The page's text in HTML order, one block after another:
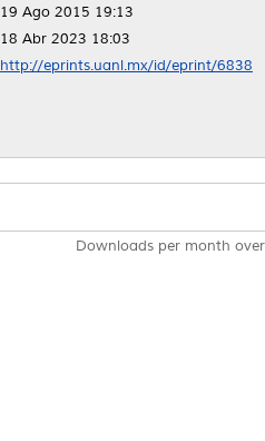
19 Ago 2015 19:13
18 Abr 2023 18:03
http://eprints.uanl.mx/id/eprint/6838
Downloads per month